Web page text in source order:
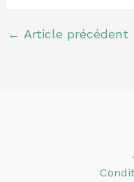
← Article précédent